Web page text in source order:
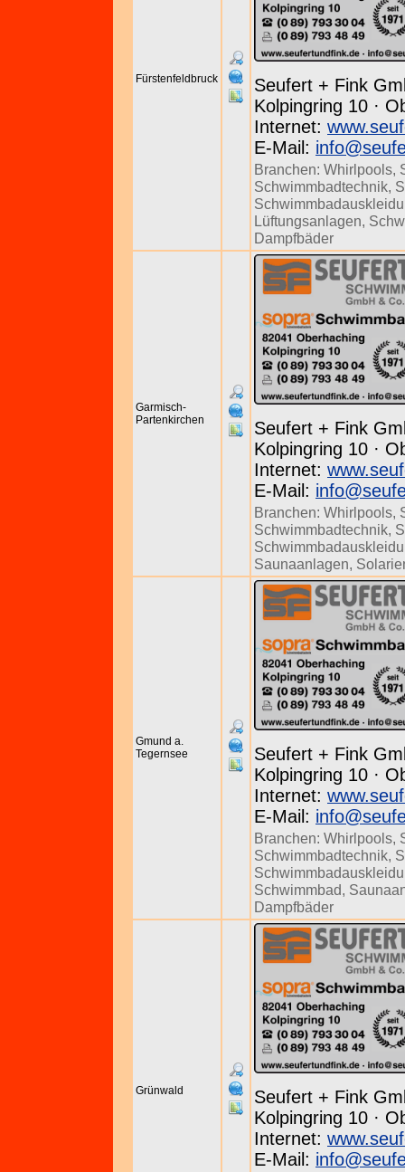
Fürstenfeldbruck
Seufert + Fink
Kolpingring 10 ·
Internet:
E-Mail:
Branchen: Whirlpools,
Schwimmbadtechnik,
Lüftungsanlagen,
Dampfbäder
Garmisch-
Partenkirchen
Seufert + Fink
Kolpingring 10 ·
Internet:
E-Mail:
Branchen: Whirlpools,
Schwimmbadtechnik,
Saunaanlagen,
Gmund a.
Tegernsee
Seufert + Fink
Kolpingring 10 ·
Internet:
E-Mail:
Branchen: Whirlpools,
Schwimmbadtechnik,
Schwimmbad,
Dampfbäder
Grünwald
Seufert + Fink
Kolpingring 10 ·
Internet:
E-Mail: